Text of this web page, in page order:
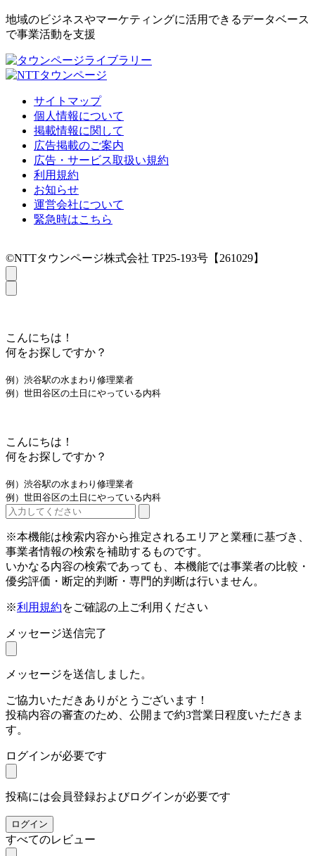
地域のビジネスやマーケティングに活用できるデータベース
で事業活動を支援
サイトマップ
個人情報について
掲載情報に関して
広告掲載のご案内
広告・サービス取扱い規約
利用規約
お知らせ
運営会社について
緊急時はこちら
©NTTタウンページ株式会社 TP25-193号【261029】
こんにちは！
何をお探しですか？
例）渋谷駅の水まわり修理業者
例）世田谷区の土日にやっている内科
こんにちは！
何をお探しですか？
例）渋谷駅の水まわり修理業者
例）世田谷区の土日にやっている内科
※本機能は検索内容から推定されるエリアと業種に基づき、
事業者情報の検索を補助するものです。
いかなる内容の検索であっても、本機能では事業者の比較・
優劣評価・断定的判断・専門的判断は行いません。
※利用規約をご確認の上ご利用ください
メッセージ送信完了
メッセージを送信しました。
ご協力いただきありがとうございます！
投稿内容の審査のため、公開まで約3営業日程度いただきま
す。
ログインが必要です
投稿には会員登録およびログインが必要です
ログイン
すべてのレビュー